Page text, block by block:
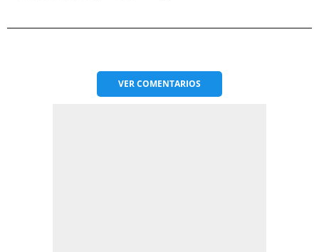
VERCOMENTARIOS